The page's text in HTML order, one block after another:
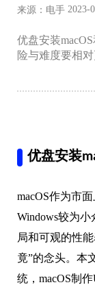
来源：电手 2023-
优盘安装
险与难度要相
优盘安装
macOS作为市
Windows较为
局和可观的性
竟”的念头。本
统，macOS制